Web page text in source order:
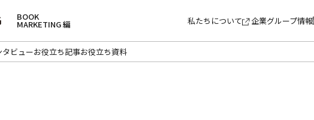
BOOK
MARKETING 編 私たちについて 企業グループ情報
ビューお役立ち記事お役立ち資料